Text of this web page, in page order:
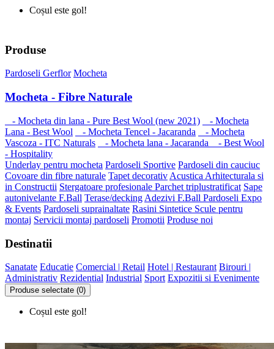
Coșul este gol!
Produse
Pardoseli Gerflor Mocheta
Mocheta - Fibre Naturale
- Mocheta din lana - Pure Best Wool (new 2021)
- Mocheta
Lana - Best Wool
- Mocheta Tencel - Jacaranda
- Mocheta
Vascoza - ITC Naturals
- Mocheta lana - Jacaranda
- Best Wool
- Hospitality
Underlay pentru mocheta Pardoseli Sportive Pardoseli din cauciuc
Covoare din fibre naturale Tapet decorativ Acustica Arhitecturala si
in Constructii Stergatoare profesionale Parchet triplustratificat Sape
autonivelante F.Ball Terase/decking Adezivi F.Ball Pardoseli Expo
& Events Pardoseli suprainaltate Rasini Sintetice Scule pentru
montaj Servicii montaj pardoseli Promotii Produse noi
Destinatii
Sanatate Educatie Comercial | Retail Hotel | Restaurant Birouri |
Administrativ Rezidential Industrial Sport Expozitii si Evenimente
Produse selectate (0)
Coșul este gol!